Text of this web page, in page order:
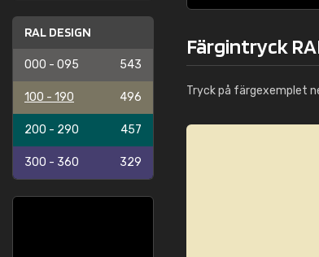
RAL DESIGN
000 - 095 543
100 - 190 496
200 - 290 457
300 - 360 329
Färgintryck
Tryck på färgexemplet